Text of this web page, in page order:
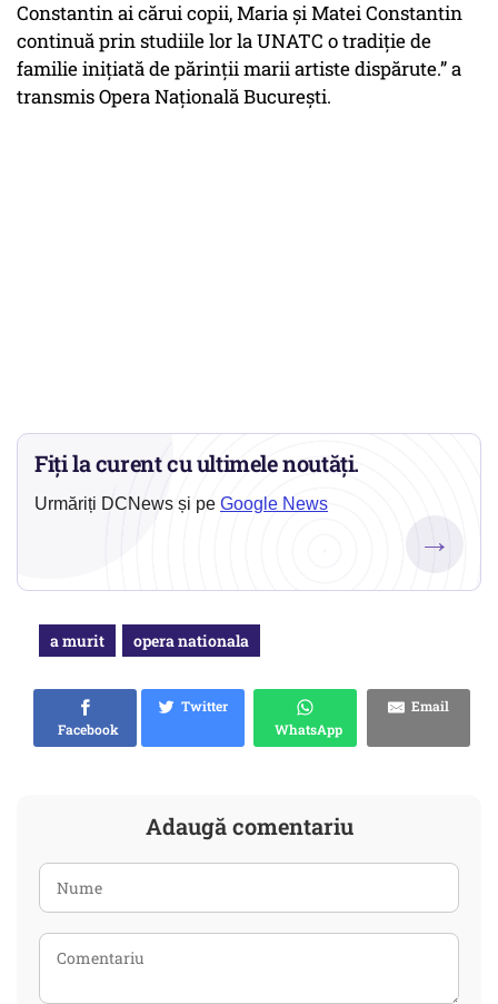
Constantin ai cărui copii, Maria și Matei Constantin
continuă prin studiile lor la UNATC o tradiție de
familie inițiată de părinții marii artiste dispărute.” a
transmis Opera Națională București.
Fiți la curent cu ultimele noutăți.
Urmăriți DCNews și pe Google News
→
a murit opera nationala
Facebook
Twitter
WhatsApp
Email
Adaugă comentariu